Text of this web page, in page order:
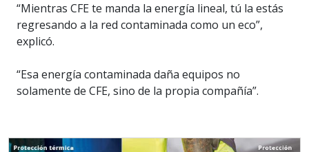
“Mientras CFE te manda la energía lineal, tú la estás
regresando a la red contaminada como un eco”,
explicó.
“Esa energía contaminada daña equipos no
solamente de CFE, sino de la propia compañía”.